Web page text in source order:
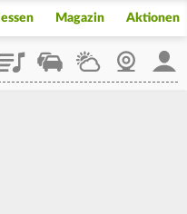
Magazin Aktionen
StaupilotWetterWebcam